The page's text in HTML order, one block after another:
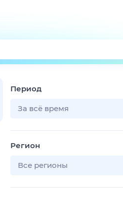
Поиск
ТВ-программа
Период
За всё время
Регион
Все регионы